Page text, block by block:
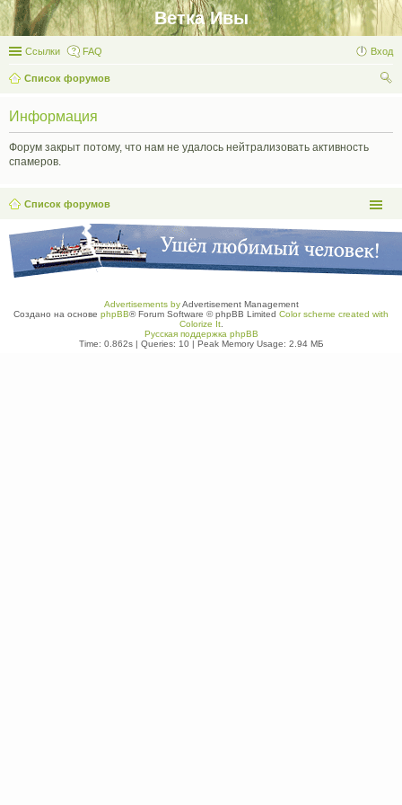
Ветка Ивы
Ссылки FAQ Вход
Список форумов
Информация
Форум закрыт потому, что нам не удалось нейтрализовать активность
спамеров.
Список форумов
Advertisements byAdvertisement Management
Создано на основе phpBB® Forum Software © phpBB Limited Color scheme created with
Colorize It.
Русская поддержка phpBB
Time: 0.862s| Queries: 10| Peak Memory Usage: 2.94 МБ